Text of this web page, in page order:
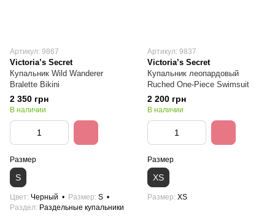
Артикул: 9867
Victoria’s Secret
Купальник Wild Wanderer
Bralette Bikini
2 350 грн
В наличии
Размер
S
Цвет Черный Размер S
Раздел
Раздельные купальники
Артикул: 9837
Victoria’s Secret
Купальник леопардовый
Ruched One-Piece Swimsuit
2 200 грн
В наличии
Размер
XS
Размер XS